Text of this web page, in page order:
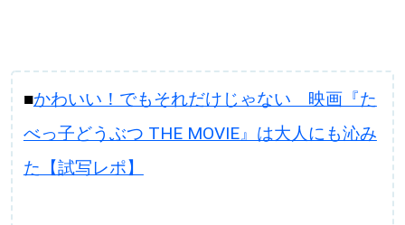
■かわいい！でもそれだけじゃない 映画『た
べっ子どうぶつ THE MOVIE』は大人にも沁み
た【試写レポ】